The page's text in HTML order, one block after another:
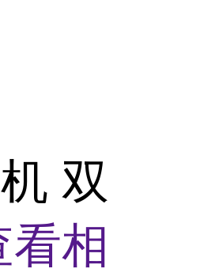
双
看相